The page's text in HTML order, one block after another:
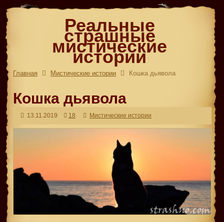
Реальные
страшные
мистические
истории
Главная Мистические истории Кошка дьявола
Кошка дьявола
13.11.2019 18 Мистические истории